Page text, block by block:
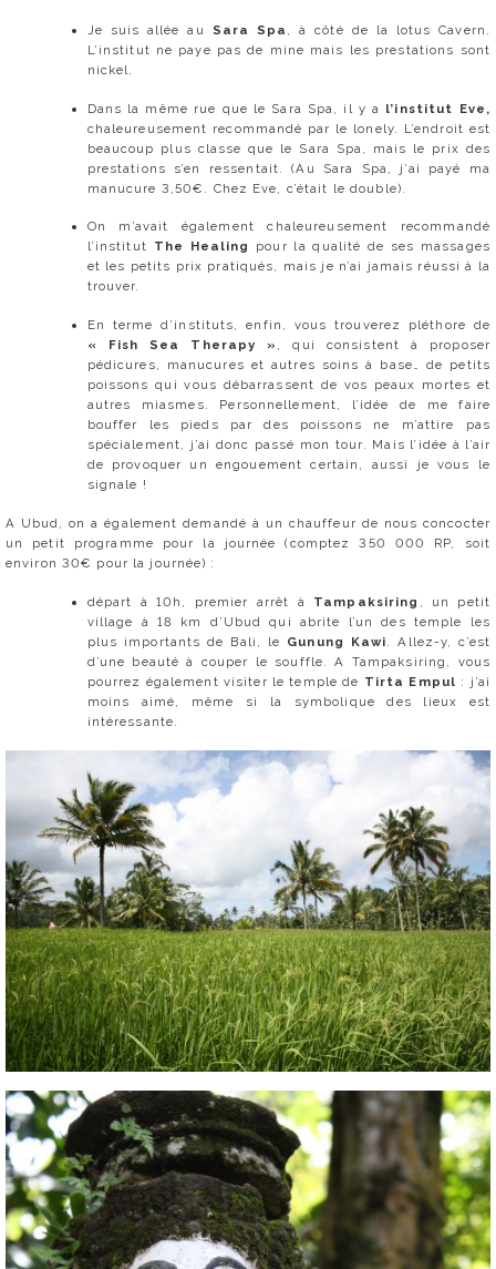
Je suis allée au Sara Spa
, à côté de la lotus Cavern.
L’institut ne paye pas de mine mais les prestations sont
nickel.
Dans la même rue que le Sara Spa, il y a l’institut Eve,
chaleureusement recommandé par le lonely. L’endroit est
beaucoup plus classe que le Sara Spa, mais le prix des
prestations s’en ressentait. (Au Sara Spa, j’ai payé ma
manucure 3,50€. Chez Eve, c’était le double).
On m’avait également chaleureusement recommandé
l’institut The Healing pour la qualité de ses massages
et les petits prix pratiqués, mais je n’ai jamais réussi à la
trouver.
En terme d’instituts, enfin, vous trouverez pléthore de
« Fish Sea Therapy » , qui consistent à proposer
pédicures, manucures et autres soins à base… de petits
poissons qui vous débarrassent de vos peaux mortes et
autres miasmes. Personnellement, l’idée de me faire
bouffer les pieds par des poissons ne m’attire pas
spécialement, j’ai donc passé mon tour. Mais l’idée à l’air
de provoquer un engouement certain, aussi je vous le
signale !
A Ubud, on a également demandé à un chauffeur de nous concocter
un petit programme pour la journée (comptez 350 000 RP, soit
environ 30€ pour la journée) :
départ à 10h, premier arrêt à Tampaksiring
, un petit
village à 18 km d’Ubud qui abrite l’un des temple les
plus importants de Bali, le Gunung Kawi . Allez-y, c’est
d’une beauté à couper le souffle. A Tampaksiring, vous
pourrez également visiter le temple de Tirta Empul : j’ai
moins aimé, même si la symbolique des lieux est
intéressante.